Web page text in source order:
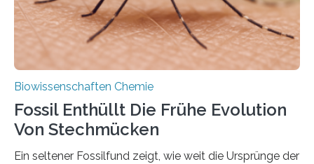
nächsten…
Biowissenschaften Chemie
Fossil Enthüllt Die Frühe Evolution
Von Stechmücken
Ein seltener Fossilfund zeigt, wie weit die Ursprünge der